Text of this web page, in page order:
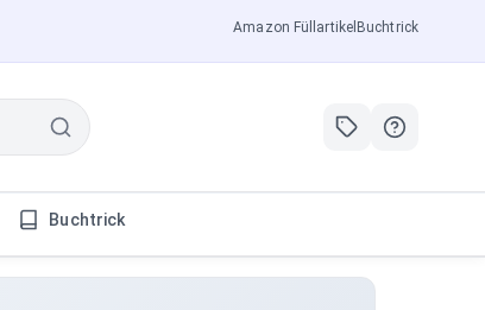
Amazon Füllartikel Buchtrick
Buchtrick